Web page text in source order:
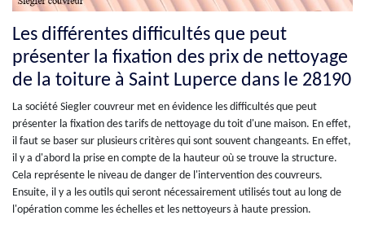
Les différentes difficultés que peut
présenter la fixation des prix de nettoyage
de la toiture à Saint Luperce dans le 28190
La société Siegler couvreur met en évidence les difficultés que peut
présenter la fixation des tarifs de nettoyage du toit d'une maison. En effet,
il faut se baser sur plusieurs critères qui sont souvent changeants. En effet,
il y a d'abord la prise en compte de la hauteur où se trouve la structure.
Cela représente le niveau de danger de l'intervention des couvreurs.
Ensuite, il y a les outils qui seront nécessairement utilisés tout au long de
l'opération comme les échelles et les nettoyeurs à haute pression.